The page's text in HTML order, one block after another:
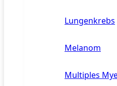
Lungenkrebs
Melanom
Multiples